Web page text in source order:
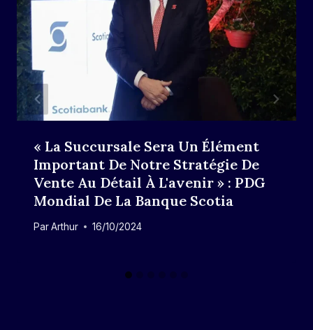
« La Succursale Sera Un Élément
Important De Notre Stratégie De
Vente Au Détail À L'avenir » : PDG
Mondial De La Banque Scotia
ParArthur 16/10/2024